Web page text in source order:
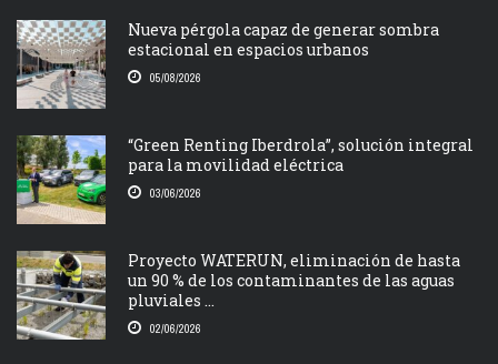
Nueva pérgola capaz de generar sombra
estacional en espacios urbanos
05/08/2026
“Green Renting Iberdrola”, solución integral
para la movilidad eléctrica
03/06/2026
Proyecto WATERUN, eliminación de hasta
un 90 % de los contaminantes de las aguas
pluviales ...
02/06/2026